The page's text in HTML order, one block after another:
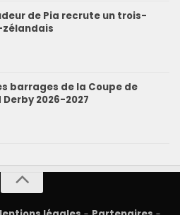
de Pia recrute un trois-
barrages de la Coupe de
Derby 2026-2027